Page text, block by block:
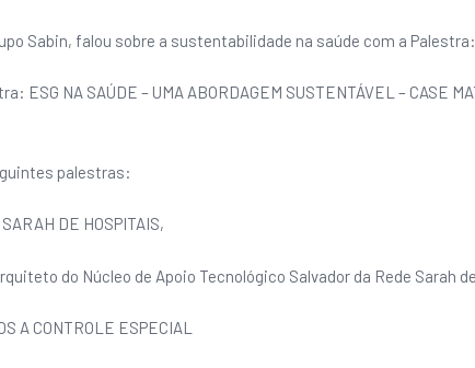
Sabin, falou sobre a sustentabilidade na saúde com a Palestra:
ESG NA SAÚDE – UMA ABORDAGEM SUSTENTÁVEL – CASE
palestras:
DE HOSPITAIS,
do Núcleo de Apoio Tecnológico Salvador da Rede Sarah
A CONTROLE ESPECIAL